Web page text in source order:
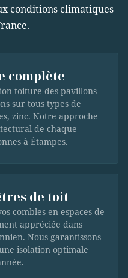
conditions climatiques
complète
toiture des pavillons
sur tous types de
zinc. Notre approche
de chaque
à Étampes.
de toit
combles en espaces de
appréciée dans
Nous garantissons
isolation optimale